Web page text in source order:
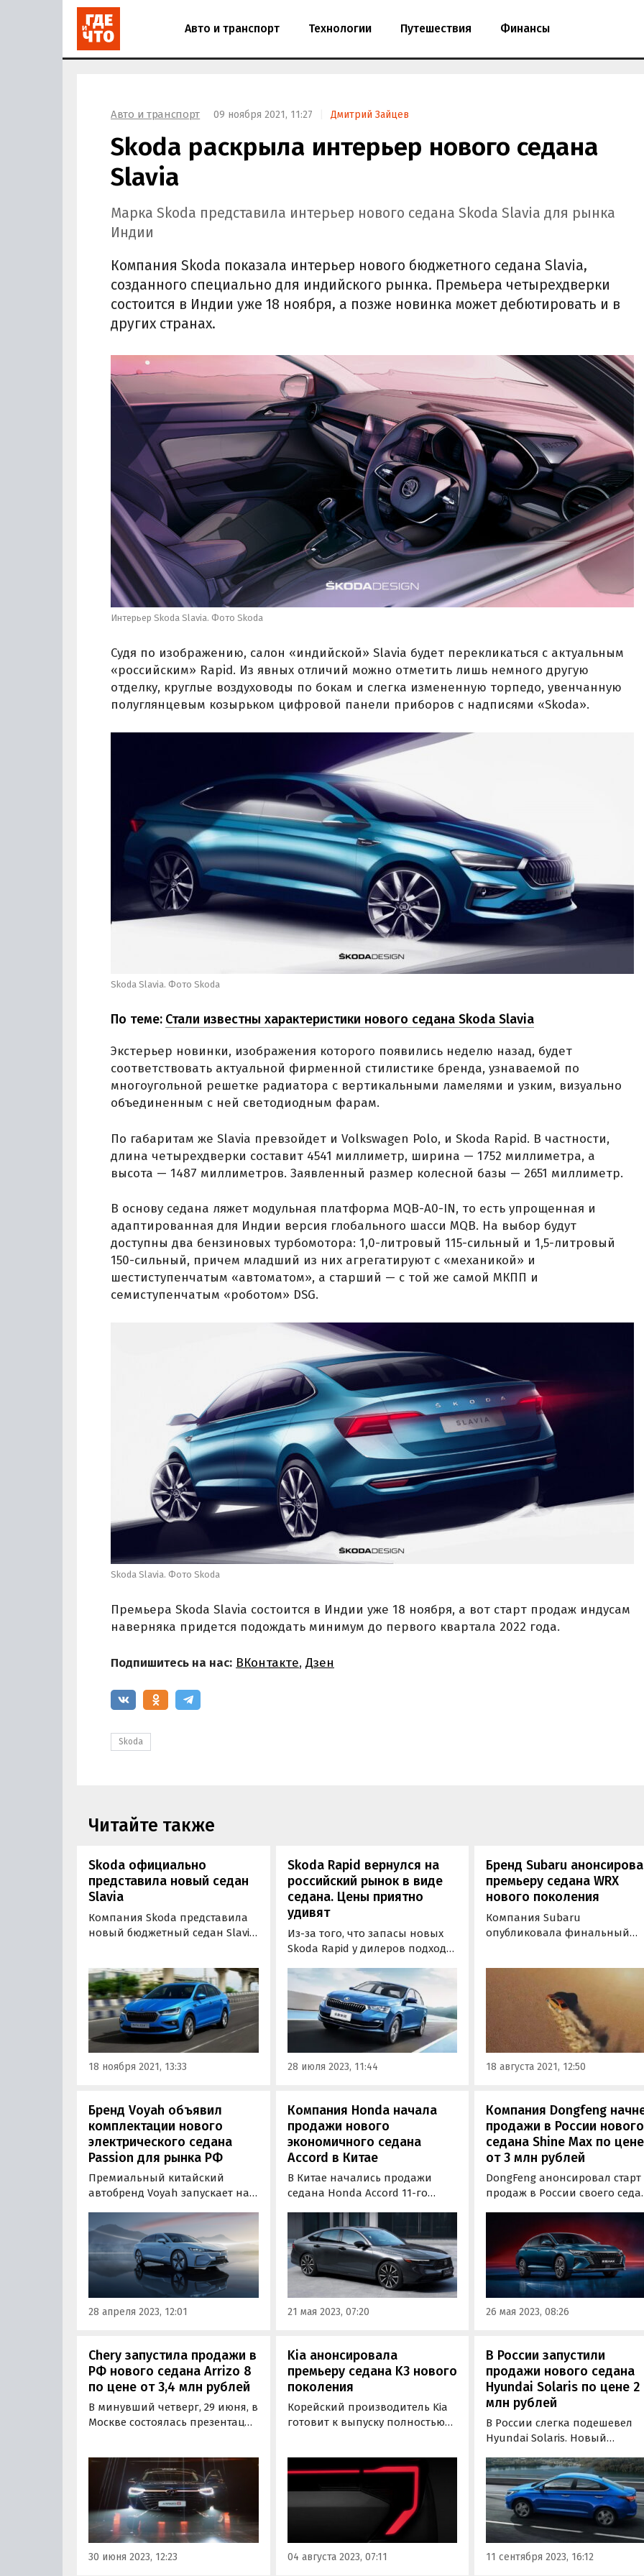
Авто и транспорт Технологии Путешествия Финансы
Авто и транспорт 09 ноября 2021, 11:27 Дмитрий Зайцев
Skoda раскрыла интерьер нового седана
Slavia
Марка Skoda представила интерьер нового седана Skoda Slavia для рынка
Индии
Компания Skoda показала интерьер нового бюджетного седана Slavia,
созданного специально для индийского рынка. Премьера четырехдверки
состоится в Индии уже 18 ноября, а позже новинка может дебютировать и в
других странах.
Интерьер Skoda Slavia. Фото Skoda
Судя по изображению, салон «индийской» Slavia будет перекликаться с актуальным
«российским» Rapid. Из явных отличий можно отметить лишь немного другую
отделку, круглые воздуховоды по бокам и слегка измененную торпедо, увенчанную
полуглянцевым козырьком цифровой панели приборов с надписями «Skoda».
Skoda Slavia. Фото Skoda
По теме: Стали известны характеристики нового седана Skoda Slavia
Экстерьер новинки, изображения которого появились неделю назад, будет
соответствовать актуальной фирменной стилистике бренда, узнаваемой по
многоугольной решетке радиатора с вертикальными ламелями и узким, визуально
объединенным с ней светодиодным фарам.
По габаритам же Slavia превзойдет и Volkswagen Polo, и Skoda Rapid. В частности,
длина четырехдверки составит 4541 миллиметр, ширина — 1752 миллиметра, а
высота — 1487 миллиметров. Заявленный размер колесной базы — 2651 миллиметр.
В основу седана ляжет модульная платформа MQB-A0-IN, то есть упрощенная и
адаптированная для Индии версия глобального шасси MQB. На выбор будут
доступны два бензиновых турбомотора: 1,0-литровый 115-сильный и 1,5-литровый
150-сильный, причем младший из них агрегатируют с «механикой» и
шестиступенчатым «автоматом», а старший — с той же самой МКПП и
семиступенчатым «роботом» DSG.
Skoda Slavia. Фото Skoda
Премьера Skoda Slavia состоится в Индии уже 18 ноября, а вот старт продаж индусам
наверняка придется подождать минимум до первого квартала 2022 года.
Подпишитесь на нас: ВКонтакте, Дзен
Skoda
Читайте также
Skoda официально
представила новый седан
Slavia
Компания Skoda представила
новый бюджетный седан Slavia.
моделью бренда после
кроссовера Kushaq,
разработанной специально
индийского рынка.
18 ноября 2021, 13:33
Skoda Rapid вернулся на
российский рынок в виде
седана. Цены приятно
удивят
Из-за того, что запасы новых
Skoda Rapid у дилеров подходят
Калуге не ведется больше года,
теперь эти автомобили
поставляют в Россию из Китая.
28 июля 2023, 11:44
Бренд Subaru
премьеру седана WRX
нового поколения
Компания Subaru
опубликовала финальный
19 августа. На сей раз японцы
показали «олдскульные»
аналоговые приборы с
традиционными шкалами и
коробку передач модели,
которая…
18 августа 2021, 12:50
Бренд Voyah объявил
комплектации нового
электрического седана
Passion для рынка РФ
Премиальный китайский
автобренд Voyah запускает на
флагманский
полноприводный седан под
названием Passion. Он стал
третьим автомобилем в
модельном ряду Voyah в
России.
28 апреля 2023, 12:01
Компания Honda начала
продажи нового
экономичного седана
Accord в Китае
В Китае начались продажи
седана Honda Accord 11-го
Поднебесной он будет
предлагаться с двумя
моторами на выбор, один из
которых гибридный, пишет
iXBT.com.
21 мая 2023, 07:20
Компания Dongfeng
продажи в России нового
седана Shine Max по цене
от 3 млн рублей
DongFeng анонсировал старт
продаж в России своего
окрестили китайским
конкурентом Toyota Camry,
поступит в продажу в
единственной
сообщают «Автоновости
со ссылкой на пресс-службу
китайской марки.
26 мая 2023, 08:26
Chery запустила продажи в
РФ нового седана Arrizo 8
по цене от 3,4 млн рублей
В минувший четверг, 29 июня, в
Москве состоялась презентация
уже доступна у дилеров в
комплектациях Prestige и
Ultimate, а также специальной
лимитированной версии
Ultimate SE по цене от 3 399…
30 июня 2023, 12:23
Kia анонсировала
премьеру седана K3 нового
поколения
Корейский производитель Kia
готовит к выпуску полностью
в Мехико, столице Мексики, 8
августа в 20:00 по местному
времени, сообщают
04 августа 2023, 07:11
В России запустили
продажи нового седана
Hyundai Solaris по цене 2
млн рублей
В России слегка подешевел
Hyundai Solaris. Новый
поставляемый к нам под
альтернативным названием
Accent, теперь стоит
010 000 рублей — на 60 тыс.
рублей дешевле, чем месяцем
ранее, сообщают
дня».
11 сентября 2023, 16:12